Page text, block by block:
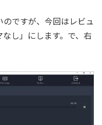
のですが、今回はレビュ
し」にします。で、右